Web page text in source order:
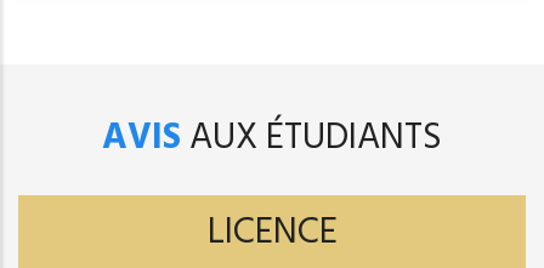
AVISAUX ÉTUDIANTS
LICENCE